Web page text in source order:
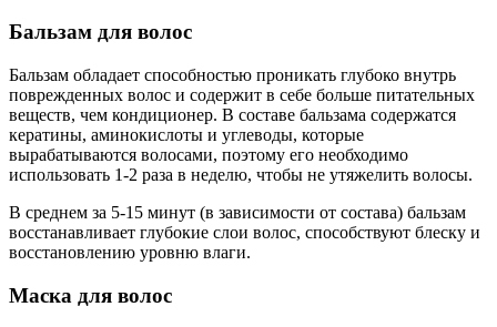
Бальзам для волос
Бальзам обладает способностью проникать глубоко внутрь
поврежденных волос и содержит в себе больше питательных
веществ, чем кондиционер. В составе бальзама содержатся
кератины, аминокислоты и углеводы, которые
вырабатываются волосами, поэтому его необходимо
использовать 1-2 раза в неделю, чтобы не утяжелить волосы.
В среднем за 5-15 минут (в зависимости от состава) бальзам
восстанавливает глубокие слои волос, способствуют блеску и
восстановлению уровню влаги.
Маска для волос